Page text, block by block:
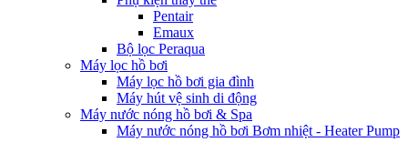
Pentair
Emaux
Bộ lọc Peraqua
Máy lọc hồ bơi
Máy lọc hồ bơi gia đình
Máy hút vệ sinh di động
Máy nước nóng hồ bơi & Spa
Máy nước nóng hồ bơi Bơm nhiệt - Heater Pump